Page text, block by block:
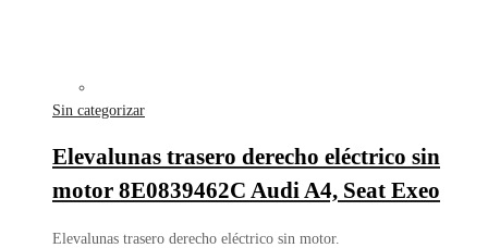
Sin categorizar
Elevalunas trasero derecho eléctrico sin
motor 8E0839462C Audi A4, Seat Exeo
Elevalunas trasero derecho eléctrico sin motor.